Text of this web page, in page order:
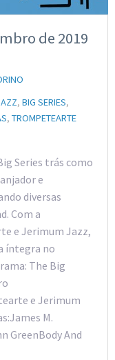
de 2019
, BIG SERIES,
, TROMPETEARTE
Series trás como
e
diversas
Com a
e Jerimum Jazz,
íntegra no
The Big
e Jerimum
M.
GreenBody And